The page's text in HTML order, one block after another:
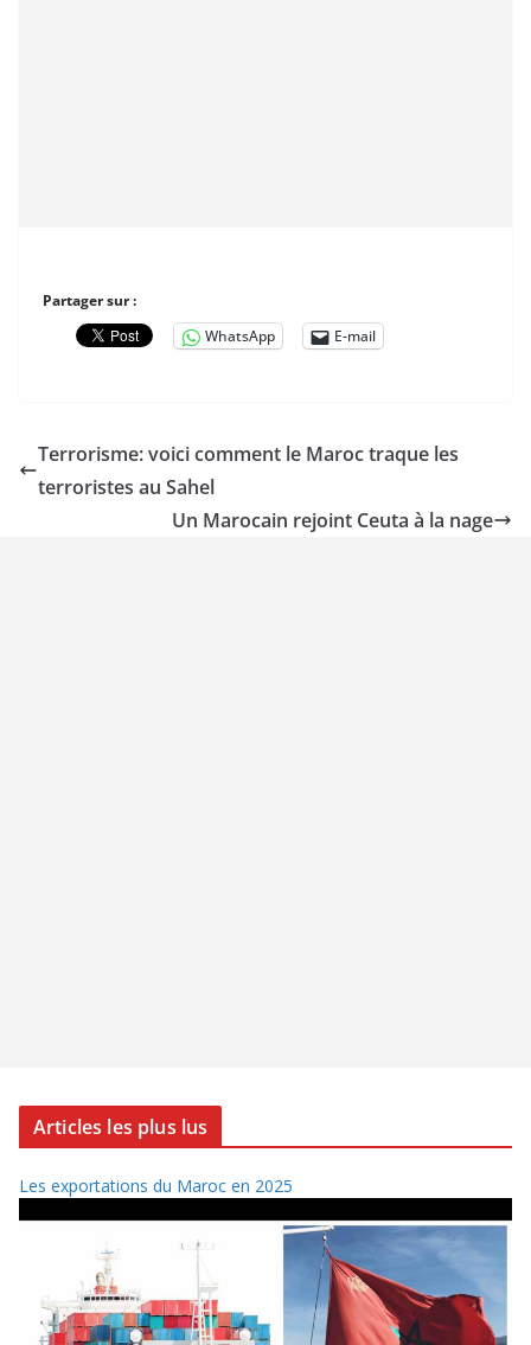
Partager sur :
WhatsApp
E-mail
Terrorisme: voici comment le Maroc traque les
terroristes au Sahel
Un Marocain rejoint Ceuta à la nage
Articles les plus lus
Les exportations du Maroc en 2025